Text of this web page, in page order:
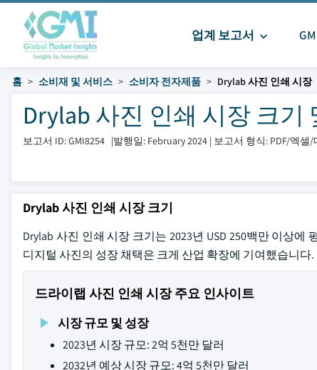
업계 보고서
홈 소비재 및 서비스 소비자 전자제품 Drylab 사진 인쇄 시장
Drylab 사진 인쇄 시장 크기
보고서 ID: GMI8254 |발행일: February 2024 | 보고서 형식: PDF/엑셀
Drylab 사진 인쇄 시장 크기
Drylab 사진 인쇄 시장 크기는 2023년 USD 250백만 이상에
디지털 사진의 성장 채택은 크게 산업 확장에 기여했습니다.
드라이랩 사진 인쇄 시장 주요 인사이트
시장 규모 및 성장
2023년 시장 규모: 2억 5천만 달러
2032년 예상 시장 규모: 4억 5천만 달러